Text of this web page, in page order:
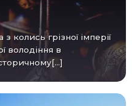
володіння в